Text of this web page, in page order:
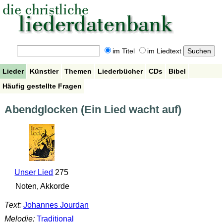
im Titel im Liedtext
Lieder Künstler Themen Liederbücher CDs
Bibel
Häufig gestellte Fragen
Abendglocken (Ein Lied wacht auf)
Unser Lied 275
Noten, Akkorde
Text: Johannes Jourdan
Melodie: Traditional